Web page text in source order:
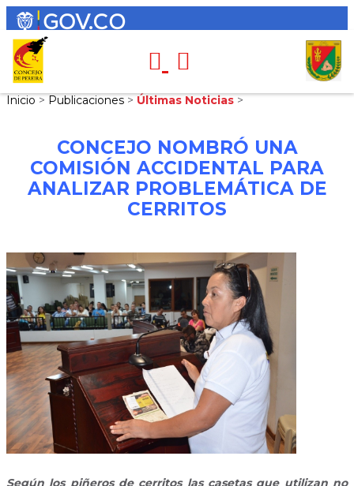
Inicio > Publicaciones > Últimas Noticias >
CONCEJO NOMBRÓ UNA
COMISIÓN ACCIDENTAL PARA
ANALIZAR PROBLEMÁTICA DE
CERRITOS
Según los piñeros de cerritos las casetas que utilizan no